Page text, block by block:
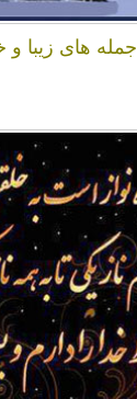
جمله های زیبا و